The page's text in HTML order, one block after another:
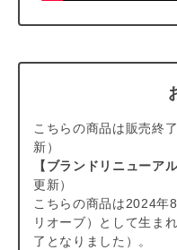
こちらの商品は販売終
新）
【ブランドリニューア
更新）
こちらの商品は2024年
リオーブ）として生ま
了となりました）。